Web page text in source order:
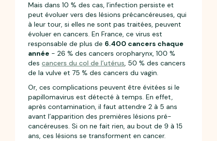
Mais dans 10 % des cas, l’infection persiste et
peut évoluer vers des lésions précancéreuses, qui
à leur tour, si elles ne sont pas traitées, peuvent
évoluer en cancers. En France, ce virus est
responsable de plus de 6.400 cancers chaque
année - 26 % des cancers oropharynx, 100 %
descancers du col de l’utérus, 50 % des cancers
de la vulve et 75 % des cancers du vagin.
Or, ces complications peuvent être évitées si le
papillomavirus est détecté à temps. En effet,
après contamination, il faut attendre 2 à 5 ans
avant l’apparition des premières lésions pré-
cancéreuses. Si on ne fait rien, au bout de 9 à 15
ans, ces lésions se transforment en cancer.